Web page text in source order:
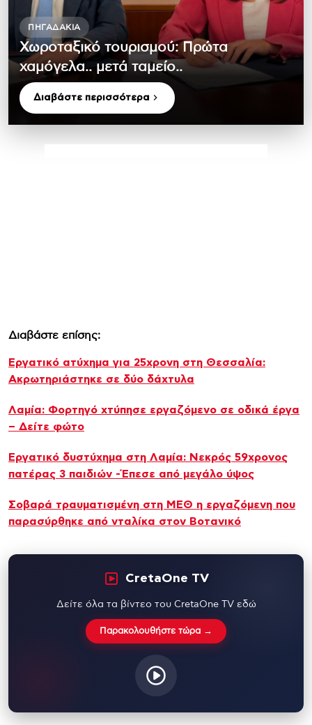
ΠΗΓΑΔΆΚΙΑ
Χωροταξικό τουρισμού: Πρώτα
χαμόγελα.. μετά ταμείο..
Διαβάστε περισσότερα
Διαβάστε επίσης:
Εργατικό ατύχημα για 25χρονη στη Θεσσαλία:
Ακρωτηριάστηκε σε δύο δάχτυλα
Λαμία: Φορτηγό χτύπησε εργαζόμενο σε οδικά έργα
– Δείτε φώτο
Εργατικό δυστύχημα στη Λαμία: Νεκρός 59χρονος
πατέρας 3 παιδιών -Έπεσε από μεγάλο ύψος
Σοβαρά τραυματισμένη στη ΜΕΘ η εργαζόμενη που
παρασύρθηκε από νταλίκα στον Βοτανικό
CretaOne TV
Δείτε όλα τα βίντεο του CretaOne TV εδώ
Παρακολουθήστε τώρα →